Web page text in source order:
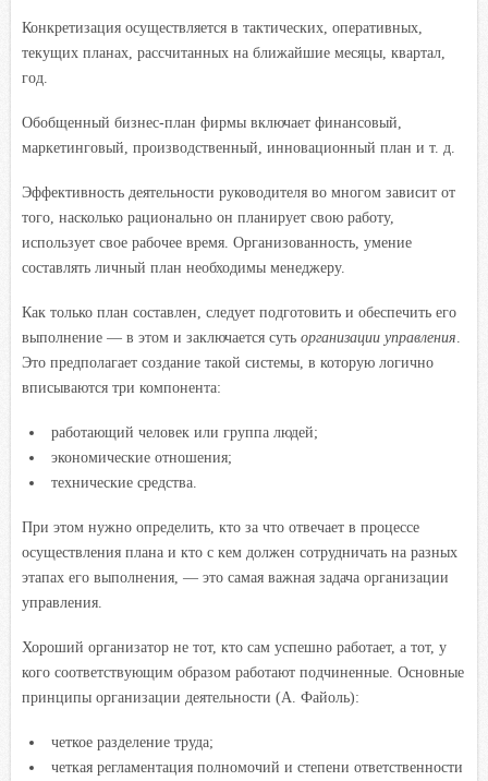
Конкретизация осуществляется в тактических, оперативных,
текущих планах, рассчитанных на ближайшие месяцы, квартал,
год.
Обобщенный бизнес-план фирмы включает финансовый,
маркетинговый, производственный, инновационный план и т. д.
Эффективность деятельности руководителя во многом зависит от
того, насколько рационально он планирует свою работу,
использует свое рабочее время. Организованность, умение
составлять личный план необходимы менеджеру.
Как только план составлен, следует подготовить и обеспечить его
выполнение — в этом и заключается суть организации управления
Это предполагает создание такой системы, в которую логично
вписываются три компонента:
работающий человек или группа людей;
экономические отношения;
технические средства.
При этом нужно определить, кто за что отвечает в процессе
осуществления плана и кто с кем должен сотрудничать на разных
этапах его выполнения, — это самая важная задача организации
управления.
Хороший организатор не тот, кто сам успешно работает, а тот, у
кого соответствующим образом работают подчиненные. Основные
принципы организации деятельности (А. Файоль):
четкое разделение труда;
четкая регламентация полномочий и степени ответственности